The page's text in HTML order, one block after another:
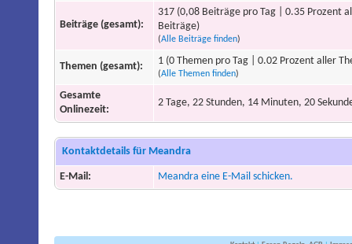
Beiträge (gesamt):
317 (0,08 Beiträge pro Tag | 0.35 Prozent
Beiträge)
(Alle Beiträge finden)
Themen (gesamt): 1 (0 Themen pro Tag | 0.02 Prozent aller
(Alle Themen finden)
Gesamte
Onlinezeit:
2 Tage, 22 Stunden, 14 Minuten, 20
Kontaktdetails für Meandra
E-Mail: Meandra eine E-Mail schicken.